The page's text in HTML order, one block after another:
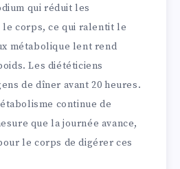
qui réduit les
le corps, ce qui ralentit le
métabolique lent rend
Les diététiciens
de dîner avant 20 heures.
continue de
que la journée avance,
le corps de digérer ces